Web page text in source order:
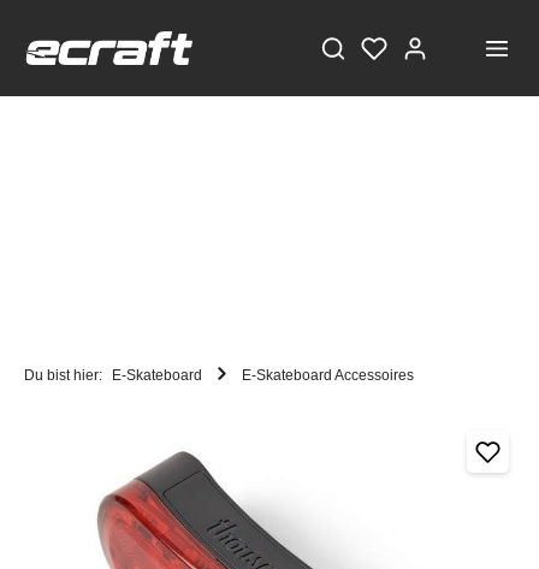
Du bist hier: E-Skateboard E-Skateboard Accessoires